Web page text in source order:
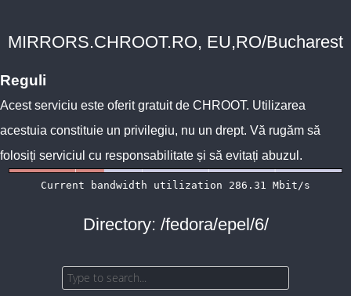
MIRRORS.CHROOT.RO, EU,RO/Bucharest
Reguli
Acest serviciu este oferit gratuit de CHROOT. Utilizarea
acestuia constituie un privilegiu, nu un drept. Vă rugăm să
folosiți serviciul cu responsabilitate și să evitați abuzul.
Directory: /fedora/epel/6/